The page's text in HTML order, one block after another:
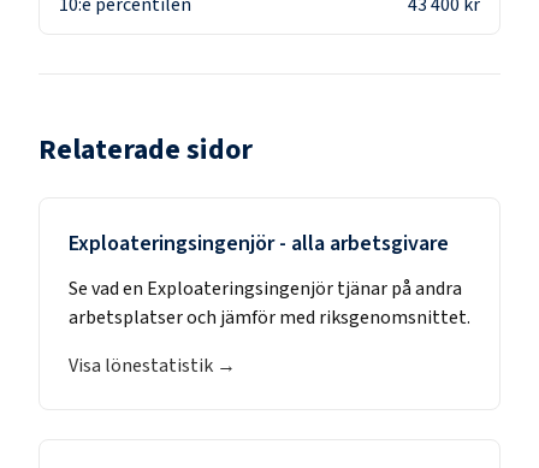
Relaterade sidor
Exploateringsingenjör- alla arbetsgivare
Se vad en Exploateringsingenjörtjänar på andra
arbetsplatser och jämför med riksgenomsnittet.
Visa lönestatistik →